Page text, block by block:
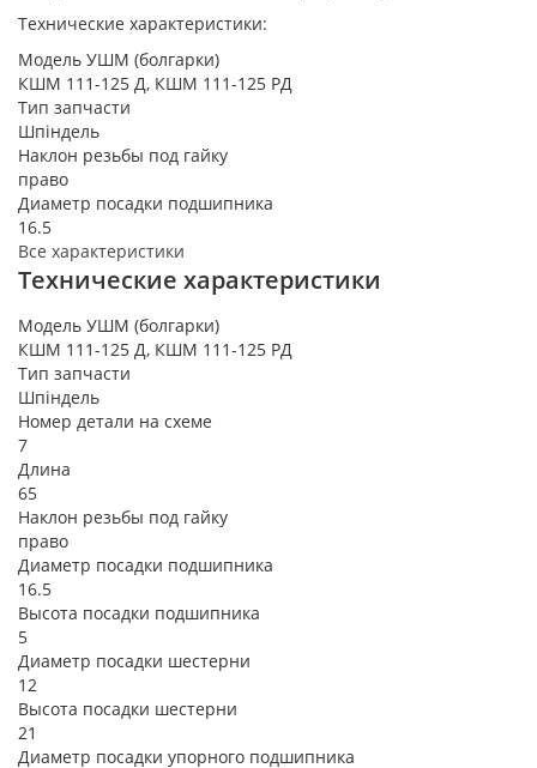
Технические характеристики:
Модель УШМ (болгарки)
КШМ 111-125 Д, КШМ 111-125 РД
Тип запчасти
Шпіндель
Наклон резьбы под гайку
право
Диаметр посадки подшипника
16.5
Все характеристики
Технические характеристики
Модель УШМ (болгарки)
КШМ 111-125 Д, КШМ 111-125 РД
Тип запчасти
Шпіндель
Номер детали на схеме
7
Длина
65
Наклон резьбы под гайку
право
Диаметр посадки подшипника
16.5
Высота посадки подшипника
5
Диаметр посадки шестерни
12
Высота посадки шестерни
21
Диаметр посадки упорного подшипника